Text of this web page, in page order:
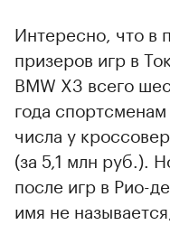
Интересно, что в
призеров игр в
BMW X3 всего
года
числа у
(за 5,1 млн руб.).
после игр в Рио-
имя не